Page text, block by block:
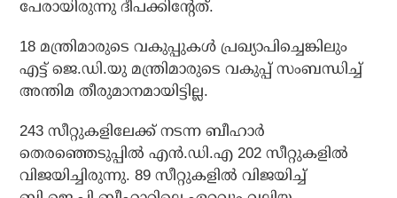
പേരായിരുന്നു ദീപക്കിന്റേത്.
18 മന്ത്രിമാരുടെ വകുപ്പുകള്‍ പ്രഖ്യാപിച്ചെങ്കിലും
എട്ട് ജെ.ഡി.യു മന്ത്രിമാരുടെ വകുപ്പ് സംബന്ധിച്ച്
അന്തിമ തീരുമാനമായിട്ടില്ല.
243 സീറ്റുകളിലേക്ക് നടന്ന ബീഹാര്‍
തെരഞ്ഞെടുപ്പില്‍ എന്‍.ഡി.എ 202 സീറ്റുകളില്‍
വിജയിച്ചിരുന്നു. 89 സീറ്റുകളില്‍ വിജയിച്ച്